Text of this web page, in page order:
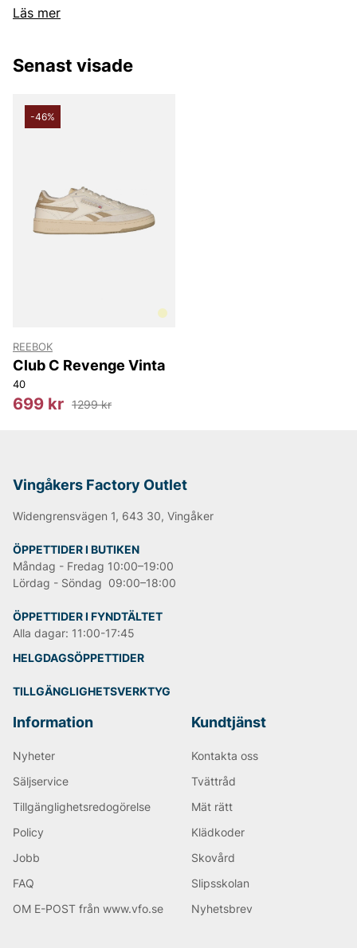
Läs mer
de tuffaste passen.
Hos Vingåkers Factory Outlet hittar du ett urval av
topp – från löparskor till träningskläder och
sportaccessoarer.
Senast visade
-46%
REEBOK
Club C Revenge Vinta
40
699 kr 1299 kr
Vingåkers Factory Outlet
Widengrensvägen 1, 643 30, Vingåker
ÖPPETTIDER I BUTIKEN
Måndag - Fredag 10:00–19:00
Lördag - Söndag 09:00–18:00
ÖPPETTIDER I FYNDTÄLTET
Alla dagar: 11:00-17:45
HELGDAGSÖPPETTIDER
TILLGÄNGLIGHETSVERKTYG
Information
Nyheter
Säljservice
Tillgänglighetsredogörelse
Policy
Jobb
FAQ
OM E-POST från www.vfo.se
Kundtjänst
Kontakta oss
Tvättråd
Mät rätt
Klädkoder
Skovård
Slipsskolan
Nyhetsbrev